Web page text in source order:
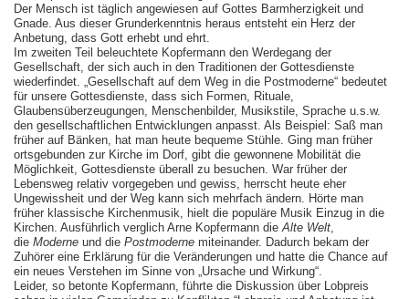
Der Mensch ist täglich angewiesen auf Gottes Barmherzigkeit und
Gnade. Aus dieser Grunderkenntnis heraus entsteht ein Herz der
Anbetung, dass Gott erhebt und ehrt.
Im zweiten Teil beleuchtete Kopfermann den Werdegang der
Gesellschaft, der sich auch in den Traditionen der Gottesdienste
wiederfindet. „Gesellschaft auf dem Weg in die Postmoderne“ bedeutet
für unsere Gottesdienste, dass sich Formen, Rituale,
Glaubensüberzeugungen, Menschenbilder, Musikstile, Sprache u.s.w.
den gesellschaftlichen Entwicklungen anpasst. Als Beispiel: Saß man
früher auf Bänken, hat man heute bequeme Stühle. Ging man früher
ortsgebunden zur Kirche im Dorf, gibt die gewonnene Mobilität die
Möglichkeit, Gottesdienste überall zu besuchen. War früher der
Lebensweg relativ vorgegeben und gewiss, herrscht heute eher
Ungewissheit und der Weg kann sich mehrfach ändern. Hörte man
früher klassische Kirchenmusik, hielt die populäre Musik Einzug in die
Kirchen. Ausführlich verglich Arne Kopfermann dieAlte Welt,
die Moderne und die Postmoderne miteinander. Dadurch bekam der
Zuhörer eine Erklärung für die Veränderungen und hatte die Chance auf
ein neues Verstehen im Sinne von „Ursache und Wirkung“.
Leider, so betonte Kopfermann, führte die Diskussion über Lobpreis